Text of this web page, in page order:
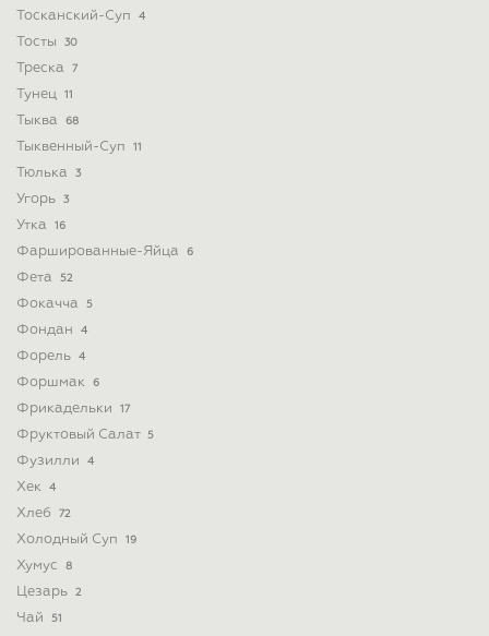
Тосканский-Суп 4
Тосты 30
Треска 7
Тунец 11
Тыква 68
Тыквенный-Суп 11
Тюлька 3
Угорь 3
Утка 16
Фаршированные-Яйца 6
Фета 52
Фокачча 5
Фондан 4
Форель 4
Форшмак 6
Фрикадельки 17
Фруктовый Салат 5
Фузилли 4
Хек 4
Хлеб 72
Холодный Суп 19
Хумус 8
Цезарь 2
Чай 51